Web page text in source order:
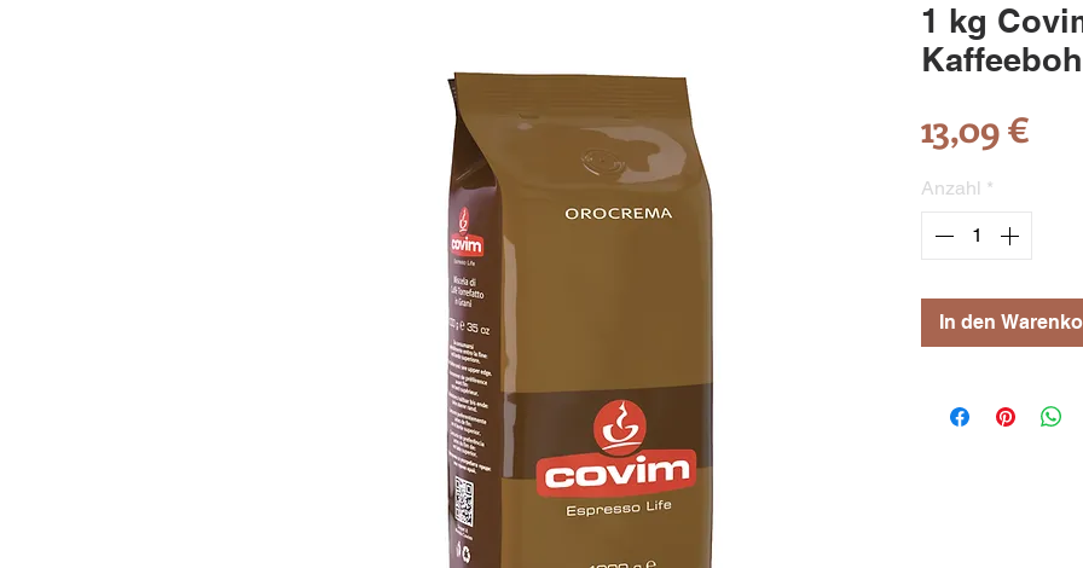
1 kg
13,09 €
Anzahl *
In den